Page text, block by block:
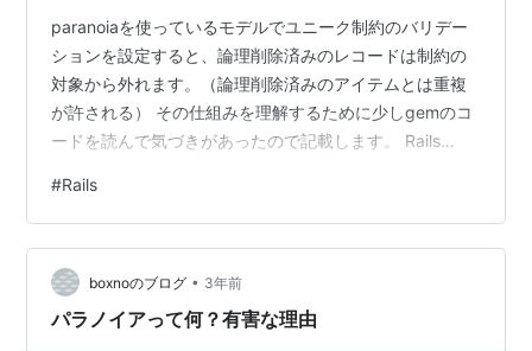
paranoiaを使っているモデルでユニーク制約のバリデー
ションを設定すると、論理削除済みのレコードは制約の
対象から外れます。（論理削除済みのアイテムとは重複
が許される） その仕組みを理解するために少しgemのコ
ードを読んで気づきがあったので記載します。 Rails
いるモデルでバリデーションのユニーク制約をかけた際
に、以下のことを知りました。 paranoiaで論理削除して
いるとユニーク制約の対象外になります class Book <
ApplicationRecord validates :title, un…
#Rails
boxnoのブログ • 3年前
パラノイアって何？有害な理由